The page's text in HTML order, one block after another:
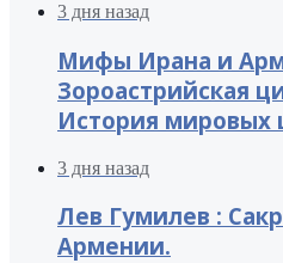
3 дня назад
Мифы Ирана и
Зороастрийская
История мировых
3 дня назад
Лев Гумилев :
Армении.